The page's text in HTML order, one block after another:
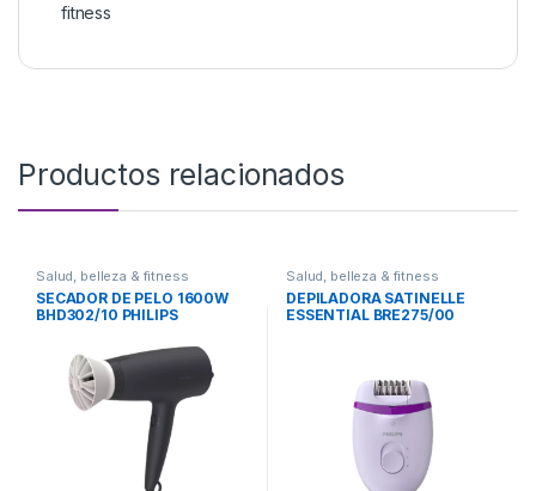
fitness
Productos relacionados
Salud, belleza & fitness
SECADOR DE PELO 1600W
BHD302/10 PHILIPS
Salud, belleza & fitness
DEPILADORA SATINELLE
ESSENTIAL BRE275/00